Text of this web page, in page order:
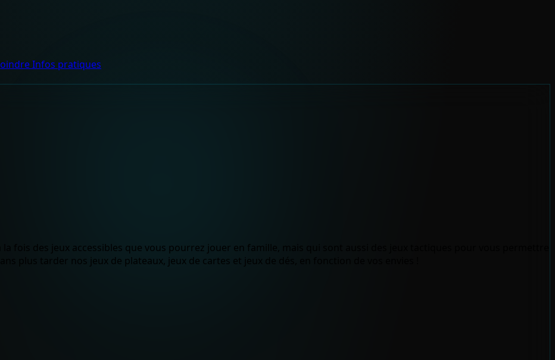
Infos pratiques
fois des jeux accessibles que vous pourrez jouer en famille, mais qui sont aussi des jeux tactiques pour vous permettre
plus tarder nos jeux de plateaux, jeux de cartes et jeux de dés, en fonction de vos envies !